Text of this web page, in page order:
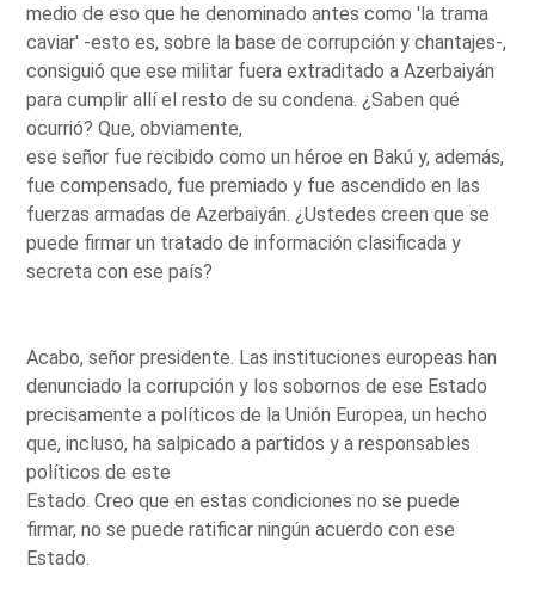
medio de eso que he denominado antes como 'la trama
caviar' -esto es, sobre la base de corrupción y chantajes-,
consiguió que ese militar fuera extraditado a Azerbaiyán
para cumplir allí el resto de su condena. ¿Saben qué
ocurrió? Que, obviamente,
ese señor fue recibido como un héroe en Bakú y, además,
fue compensado, fue premiado y fue ascendido en las
fuerzas armadas de Azerbaiyán. ¿Ustedes creen que se
puede firmar un tratado de información clasificada y
secreta con ese país?
Acabo, señor presidente. Las instituciones europeas han
denunciado la corrupción y los sobornos de ese Estado
precisamente a políticos de la Unión Europea, un hecho
que, incluso, ha salpicado a partidos y a responsables
políticos de este
Estado. Creo que en estas condiciones no se puede
firmar, no se puede ratificar ningún acuerdo con ese
Estado.